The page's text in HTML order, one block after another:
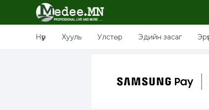
Нүүр Хууль Улстөр Эдийн засаг